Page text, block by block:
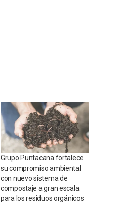
Grupo Puntacana fortalece
su compromiso ambiental
con nuevo sistema de
compostaje a gran escala
para los residuos orgánicos